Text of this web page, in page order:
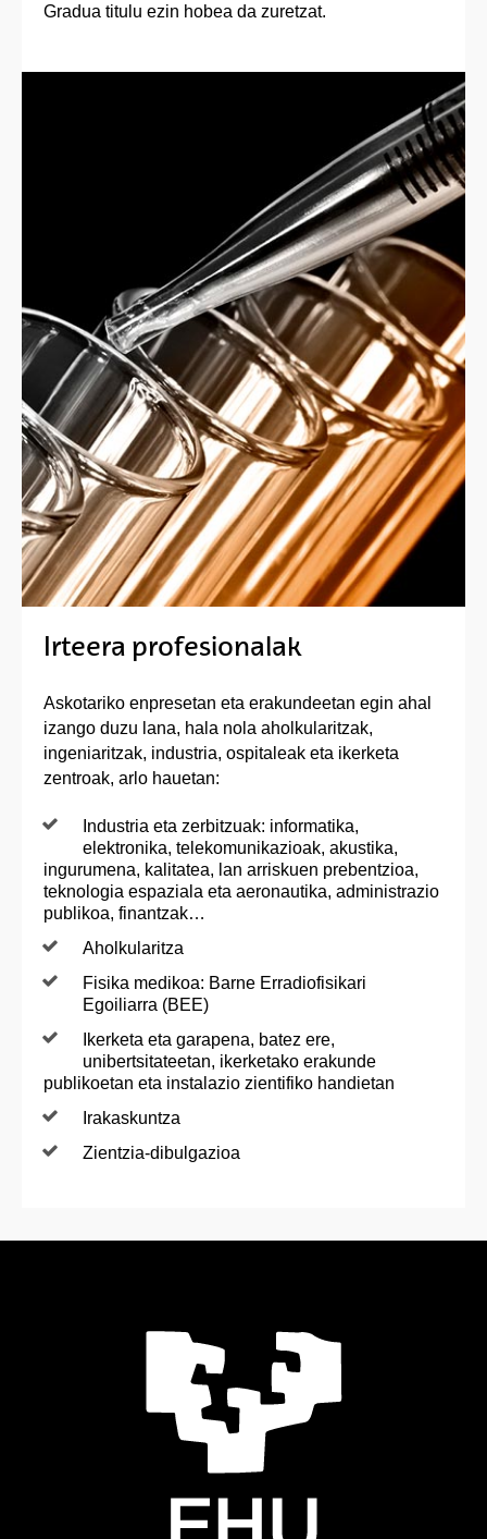
Gradua titulu ezin hobea da zuretzat.
Irteera profesionalak
Askotariko enpresetan eta erakundeetan egin ahal
izango duzu lana, hala nola aholkularitzak,
ingeniaritzak, industria, ospitaleak eta ikerketa
zentroak, arlo hauetan:
Industria eta zerbitzuak: informatika,
elektronika, telekomunikazioak, akustika,
ingurumena, kalitatea, lan arriskuen prebentzioa,
teknologia espaziala eta aeronautika, administrazio
publikoa, finantzak…
Aholkularitza
Fisika medikoa: Barne Erradiofisikari
Egoiliarra (BEE)
Ikerketa eta garapena, batez ere,
unibertsitateetan, ikerketako erakunde
publikoetan eta instalazio zientifiko handietan
Irakaskuntza
Zientzia-dibulgazioa